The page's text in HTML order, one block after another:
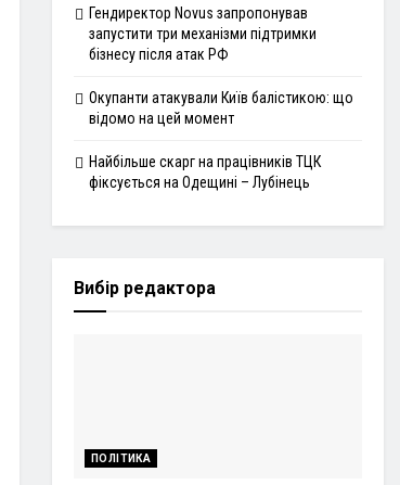
Гендиректор Novus запропонував
запустити три механізми підтримки
бізнесу після атак РФ
Окупанти атакували Київ балістикою: що
відомо на цей момент
Найбільше скарг на працівників ТЦК
фіксується на Одещині – Лубінець
Вибір редактора
ПОЛІТИКА